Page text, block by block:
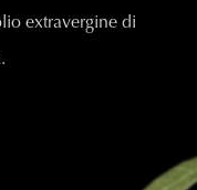
extravergine di